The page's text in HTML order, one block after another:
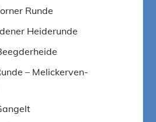
Runde
Heiderunde
– Melickerven-